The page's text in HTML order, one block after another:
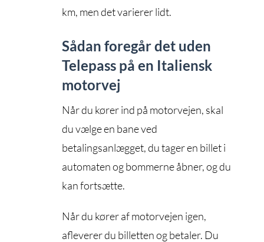
km, men det varierer lidt.
Sådan foregår det uden
Telepass på en Italiensk
motorvej
Når du kører ind på motorvejen, skal
du vælge en bane ved
betalingsanlægget, du tager en billet i
automaten og bommerne åbner, og du
kan fortsætte.
Når du kører af motorvejen igen,
afleverer du billetten og betaler. Du